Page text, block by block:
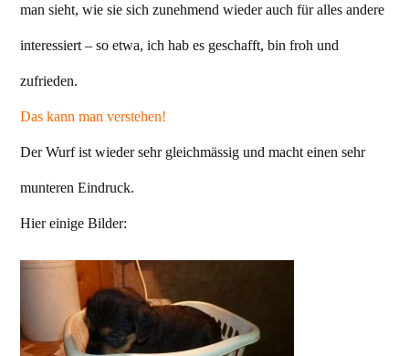
man sieht, wie sie sich zunehmend wieder auch für alles andere
interessiert – so etwa, ich hab es geschafft, bin froh und
zufrieden.
Das kann man verstehen!
Der Wurf ist wieder sehr gleichmässig und macht einen sehr
munteren Eindruck.
Hier einige Bilder: